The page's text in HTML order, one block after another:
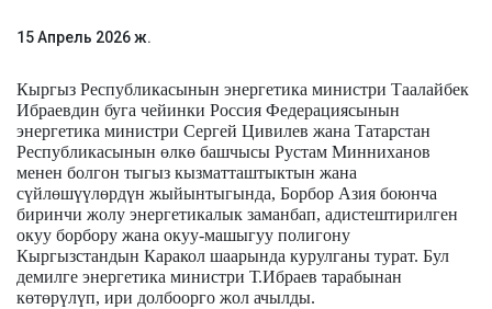
15 Апрель 2026 ж.
Кыргыз Республикасынын энергетика министри Таалайбек
Ибраевдин буга чейинки Россия Федерациясынын
энергетика министри Сергей Цивилев жана Татарстан
Республикасынын өлкө башчысы Рустам Минниханов
менен болгон тыгыз кызматташтыктын жана
сүйлөшүүлөрдүн жыйынтыгында, Борбор Азия боюнча
биринчи жолу энергетикалык заманбап, адистештирилген
окуу борбору жана окуу-машыгуу полигону
Кыргызстандын Каракол шаарында курулганы турат. Бул
демилге энергетика министри Т.Ибраев тарабынан
көтөрүлүп, ири долбоорго жол ачылды.